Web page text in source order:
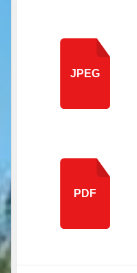
JPEG
PDF